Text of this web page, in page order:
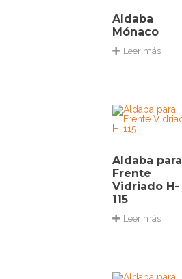
Aldaba
Mónaco
Leer más
Aldaba para
Frente
Vidriado H-
115
Leer más